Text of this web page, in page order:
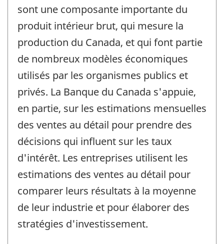
sont une composante importante du
produit intérieur brut, qui mesure la
production du Canada, et qui font partie
de nombreux modèles économiques
utilisés par les organismes publics et
privés. La Banque du Canada s'appuie,
en partie, sur les estimations mensuelles
des ventes au détail pour prendre des
décisions qui influent sur les taux
d'intérêt. Les entreprises utilisent les
estimations des ventes au détail pour
comparer leurs résultats à la moyenne
de leur industrie et pour élaborer des
stratégies d'investissement.